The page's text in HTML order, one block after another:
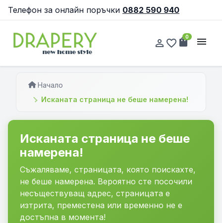
Телефон за онлайн поръчки 0882 590 940
person_outline favorite_border shopping_bag
0 menu
Начало
Исканата страница не беше намерена!
Исканата страница не беше
намерена!
Съжаляваме, страницата, която поискахте,
не беше намерена. Вероятно сте посочили
несъществуващ адрес, страницата е
изтрита, преместена или временно не е
достъпна в момента!